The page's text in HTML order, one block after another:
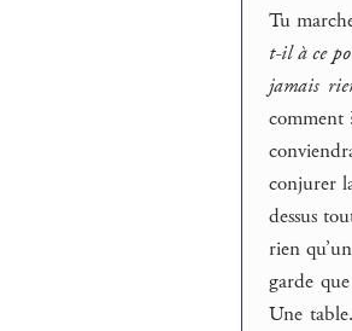
Tu
t-il à ce
jamais
comment
conjurer
dessus
rien
garde
Une